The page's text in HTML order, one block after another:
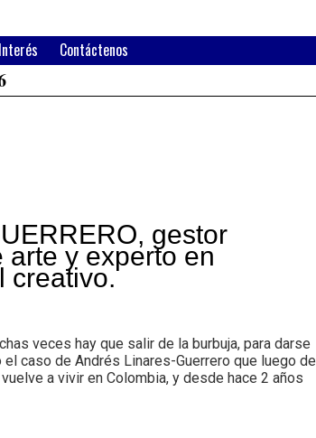
Area
Contáctenos
gestor
y experto en
creativo.
veces hay que salir de la burbuja, para darse
el caso de Andrés Linares-Guerrero que luego de
a vivir en Colombia, y desde hace 2 años